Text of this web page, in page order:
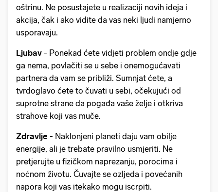
oštrinu. Ne posustajete u realizaciji novih ideja i
akcija, čak i ako vidite da vas neki ljudi namjerno
usporavaju.
Ljubav - Ponekad ćete vidjeti problem ondje gdje
ga nema, povlačiti se u sebe i onemogućavati
partnera da vam se približi. Sumnjat ćete, a
tvrdoglavo ćete to čuvati u sebi, očekujući od
suprotne strane da pogađa vaše želje i otkriva
strahove koji vas muče.
Zdravlje - Naklonjeni planeti daju vam obilje
energije, ali je trebate pravilno usmjeriti. Ne
pretjerujte u fizičkom naprezanju, porocima i
noćnom životu. Čuvajte se ozljeda i povećanih
napora koji vas itekako mogu iscrpiti.